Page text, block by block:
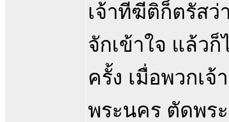
เจ้าทีฆีติก็ตรัส
จักเข้าใจ แล้ว
ครั้ง เมื่อพวกเ
พระนคร ตัดพร